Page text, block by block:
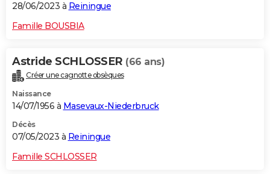
28/06/2023 à Reiningue
Famille BOUSBIA
Astride SCHLOSSER (66 ans)
Créer une cagnotte obsèques
Naissance
14/07/1956 à Masevaux-Niederbruck
Décès
07/05/2023 à Reiningue
Famille SCHLOSSER